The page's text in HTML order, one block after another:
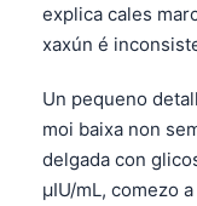
explica cales
xaxún é
Un pequeno
moi baixa non
delgada con
µIU/mL, comezo